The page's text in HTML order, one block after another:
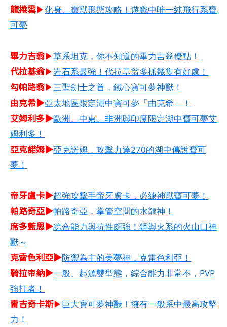
龍捲雲▶化身、靈獸形態攻略！遊戲中唯一純飛行系寶
可夢
畢力吉翁▶草系坦克，你不知道的畢力吉翁優點！
代拉基翁▶岩石系最強！代拉基翁多抓幾隻有好處！
勾帕路翁▶三聖劍士之首，鐵心寶可夢神獸！
由克希▶亞太地區限定湖中寶可夢「由克希」！
艾姆利多▶歐洲、中東、非洲與印度限定湖中寶可夢艾
姆利多！
亞克諾姆▶亞克諾姆，攻擊力達270的湖中傳說寶可
夢！
帝牙盧卡▶超強攻擊手帝牙盧卡，必練神獸寶可夢！
帕路奇亞▶帕路奇亞，掌管空間的水龍神！
席多藍恩▶綜合能力與抗性頗強！鋼與火系的火山口神
獸～
克雷色利亞▶防禦為主的美夢神，克雷色利亞！
騎拉帝納▶一般、起源雙型態，綜合能力非常不，PVP
強打者！
雷吉奇卡斯▶巨大寶可夢神獸！擁有一般系中最高攻擊
力！